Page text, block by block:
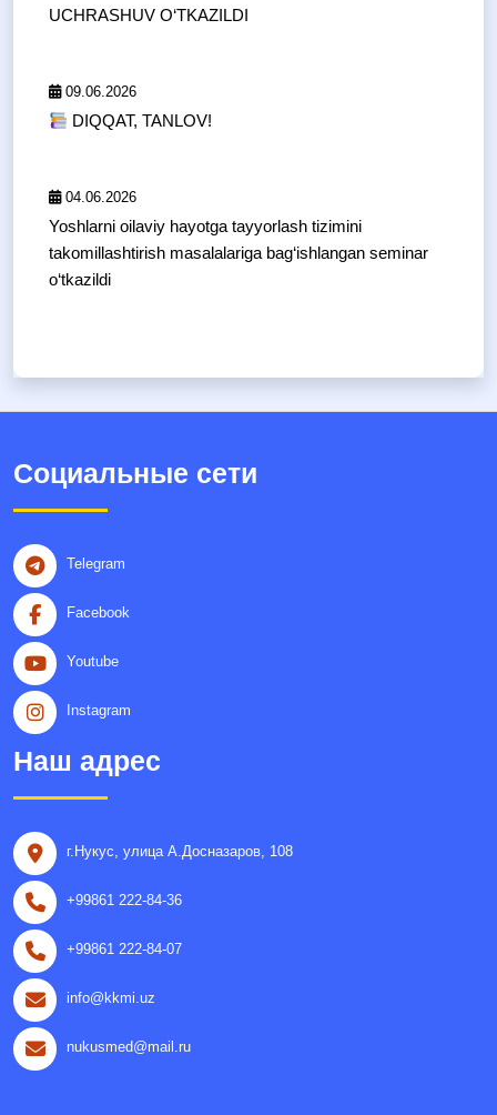
UCHRASHUV O‘TKAZILDI
09.06.2026
DIQQAT, TANLOV!
04.06.2026
Yoshlarni oilaviy hayotga tayyorlash tizimini
takomillashtirish masalalariga bag‘ishlangan seminar
o‘tkazildi
Социальные сети
Telegram
Facebook
Youtube
Instagram
Наш адрес
г.Нукус, улица A.Досназаров, 108
+99861 222-84-36
+99861 222-84-07
info@kkmi.uz
nukusmed@mail.ru